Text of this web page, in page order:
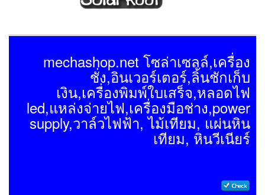
mechashop.net โซล่าเซลล์,เครื่อง
ชั่ง,อินเวอร์เตอร์,ลิ้นชักเก็บ
เงิน,เครื่องพิมพ์ใบเสร็จ,หลอดไฟ
led,แหล่งจ่ายไฟ,เครื่องมือช่าง,power
supply,วาล์วไฟฟ้า, ไม้เทียม, แผ่นหิน
เทียม, หินวีเนียร์